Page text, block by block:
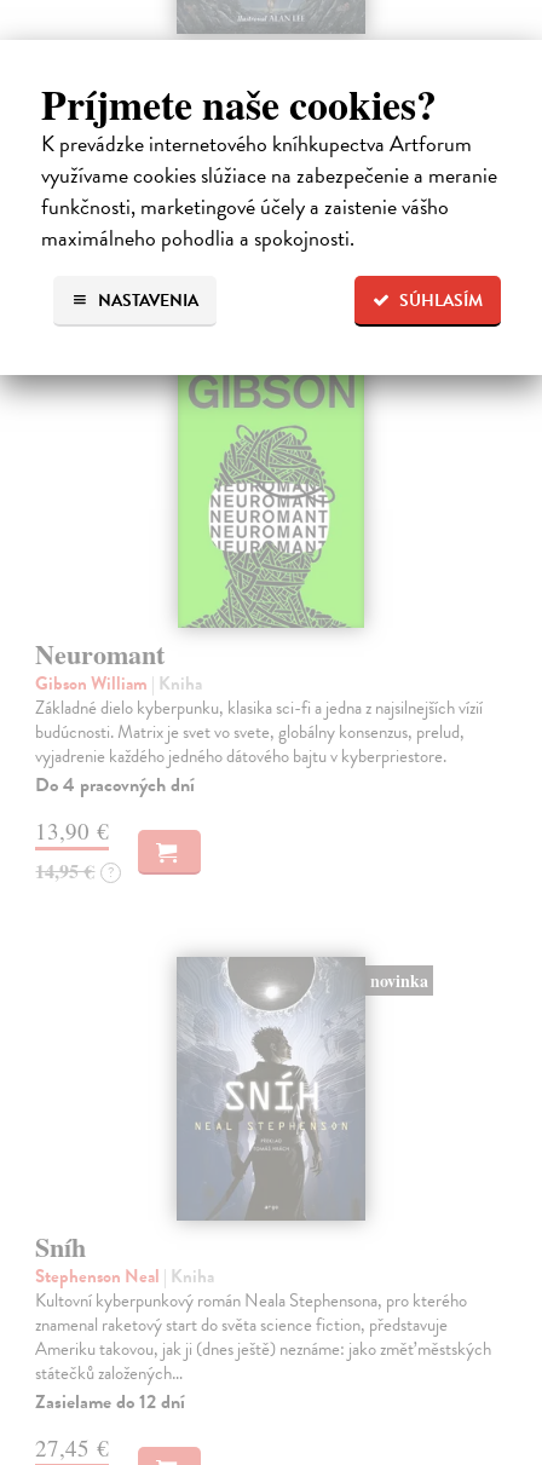
Príjmete naše cookies?
K prevádzke internetového kníhkupectva Artforum
využívame cookies slúžiace na zabezpečenie a meranie
funkčnosti, marketingové účely a zaistenie vášho
maximálneho pohodlia a spokojnosti.
SÚHLASÍM
NASTAVENIA
Tolkien J.R.R.
| Kniha
Legenda o páde Gondolinu hovorí o boji dvoch najväčších mocností
sveta. Zlo predstavuje Morgoth, najhorší zo všetkých, vodca
obrovských armád, ktoré riadi zo svojej železnej pevnosti.
Na sklade
18,55 €
Neuromant
Gibson William | Kniha
Základné dielo kyberpunku, klasika sci-fi a jedna z najsilnejších vízií
budúcnosti. Matrix je svet vo svete, globálny konsenzus, prelud,
vyjadrenie každého jedného dátového bajtu v kyberpriestore.
Do 4 pracovných dní
13,90 €
14,95 € ?
novinka
Sníh
Stephenson Neal | Kniha
Kultovní kyberpunkový román Neala Stephensona, pro kterého
znamenal raketový start do světa science fiction, představuje
Ameriku takovou, jak ji (dnes ještě) neznáme: jako změť městských
státečků založených…
Zasielame do 12 dní
27,45 €